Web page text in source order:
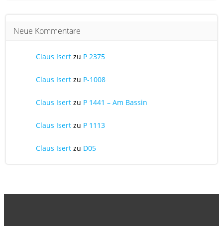
Neue Kommentare
Claus Isert zu P 2375
Claus Isert zu P-1008
Claus Isert zu P 1441 – Am Bassin
Claus Isert zu P 1113
Claus Isert zu D05